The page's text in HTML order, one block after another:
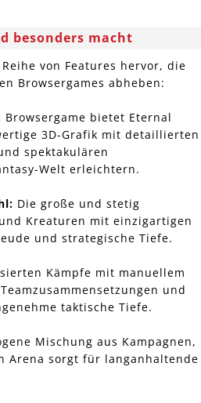
besonders macht
von Features hervor, die
Browsergames abheben:
Browsergame bietet Eternal
3D-Grafik mit detaillierten
spektakulären
Welt erleichtern.
Die große und stetig
Kreaturen mit einzigartigen
und strategische Tiefe.
Kämpfe mit manuellem
und
taktische Tiefe.
Mischung aus Kampagnen,
Arena sorgt für langanhaltende